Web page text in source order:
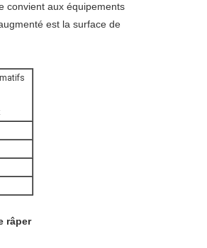
convient aux équipements
est la surface de
râper